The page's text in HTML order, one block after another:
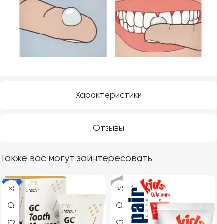
Характеристики
Отзывы
Также вас могут заинтересовать
-11%